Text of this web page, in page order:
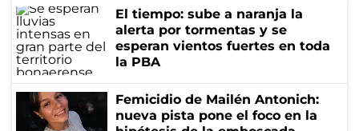
El tiempo: sube a naranja la
alerta por tormentas y se
esperan vientos fuertes en toda
la PBA
Femicidio de Mailén Antonich:
nueva pista pone el foco en la